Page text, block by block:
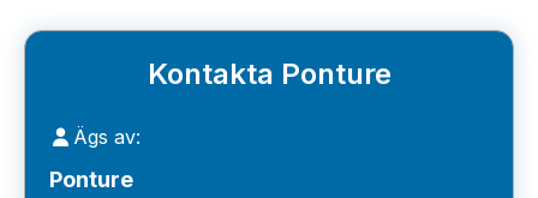
Kontakta Ponture
Ägs av:
Ponture